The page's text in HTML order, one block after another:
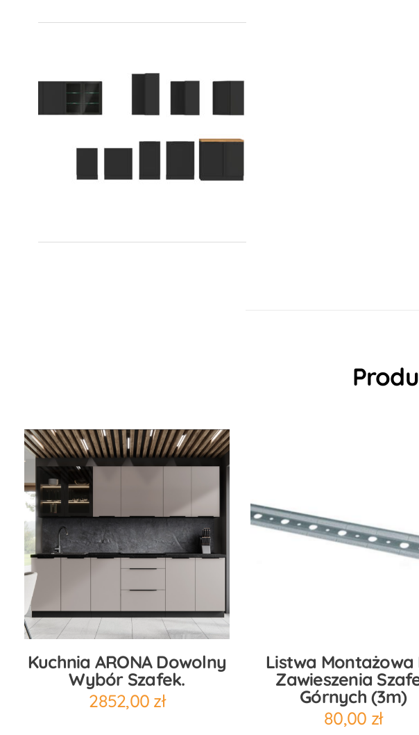
Kuchnia ARONA Dowolny
Wybór Szafek.
2852,00 zł
Listwa Montażowa
Zawieszenia
Górnych (3m)
80,00 zł